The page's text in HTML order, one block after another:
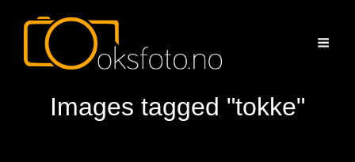
Images tagged "tokke"